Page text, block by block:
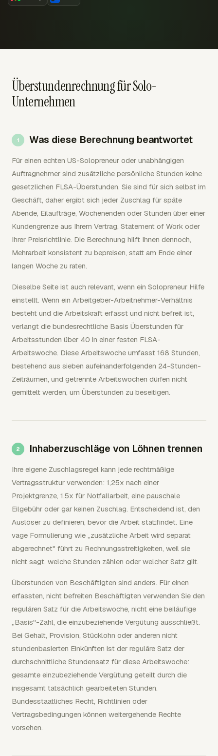
Überstundenrechnung für Solo-
Unternehmen
Was diese Berechnung beantwortet
Für einen echten US-Solopreneur oder unabhängigen
Auftragnehmer sind zusätzliche persönliche Stunden keine
gesetzlichen FLSA-Überstunden. Sie sind für sich selbst im
Geschäft, daher ergibt sich jeder Zuschlag für späte
Abende, Eilaufträge, Wochenenden oder Stunden über einer
Kundengrenze aus Ihrem Vertrag, Statement of Work oder
Ihrer Preisrichtlinie. Die Berechnung hilft Ihnen dennoch,
Mehrarbeit konsistent zu bepreisen, statt am Ende einer
langen Woche zu raten.
Dieselbe Seite ist auch relevant, wenn ein Solopreneur Hilfe
einstellt. Wenn ein Arbeitgeber-Arbeitnehmer-Verhältnis
besteht und die Arbeitskraft erfasst und nicht befreit ist,
verlangt die bundesrechtliche Basis Überstunden für
Arbeitsstunden über 40 in einer festen FLSA-
Arbeitswoche. Diese Arbeitswoche umfasst 168 Stunden,
bestehend aus sieben aufeinanderfolgenden 24-Stunden-
Zeiträumen, und getrennte Arbeitswochen dürfen nicht
gemittelt werden, um Überstunden zu beseitigen.
Inhaberzuschläge von Löhnen trennen
Ihre eigene Zuschlagsregel kann jede rechtmäßige
Vertragsstruktur verwenden: 1,25x nach einer
Projektgrenze, 1,5x für Notfallarbeit, eine pauschale
Eilgebühr oder gar keinen Zuschlag. Entscheidend ist, den
Auslöser zu definieren, bevor die Arbeit stattfindet. Eine
vage Formulierung wie „zusätzliche Arbeit wird separat
abgerechnet" führt zu Rechnungsstreitigkeiten, weil sie
nicht sagt, welche Stunden zählen oder welcher Satz gilt.
Überstunden von Beschäftigten sind anders. Für einen
erfassten, nicht befreiten Beschäftigten verwenden Sie den
regulären Satz für die Arbeitswoche, nicht eine beiläufige
„Basis"-Zahl, die einzubeziehende Vergütung ausschließt.
Bei Gehalt, Provision, Stücklohn oder anderen nicht
stundenbasierten Einkünften ist der reguläre Satz der
durchschnittliche Stundensatz für diese Arbeitswoche:
gesamte einzubeziehende Vergütung geteilt durch die
insgesamt tatsächlich gearbeiteten Stunden.
Bundesstaatliches Recht, Richtlinien oder
Vertragsbedingungen können weitergehende Rechte
vorsehen.